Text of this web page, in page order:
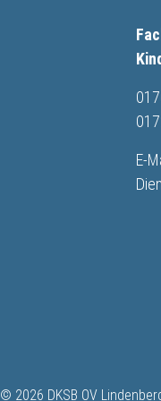
E-
© 2026 DKSB OV